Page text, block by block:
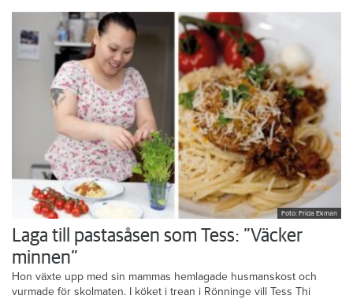
Foto: Frida Ekman
Laga till pastasåsen som Tess: ”Väcker
minnen”
Hon växte upp med sin mammas hemlagade husmanskost och
vurmade för skolmaten. I köket i trean i Rönninge vill Tess Thi